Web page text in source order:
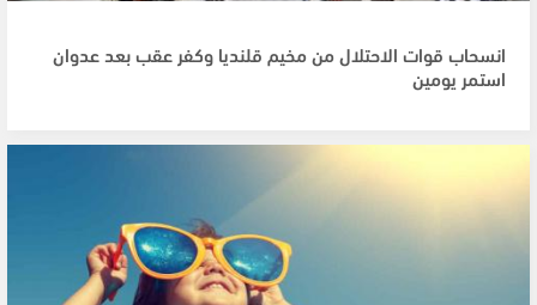
انسحاب قوات الاحتلال من مخيم قلنديا وكفر عقب بعد عدوان
استمر يومين